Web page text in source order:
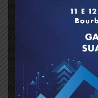
Israel, o Dr. Guy
que é fundamental
a razão nas tomadas de
aspectos como a
verificar questões
concretos.
Publicado em: 19/09/2022